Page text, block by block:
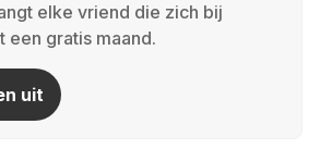
elke vriend die zich bij
een gratis maand.
uit